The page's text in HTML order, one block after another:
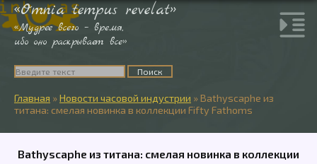
«Omnia tempus revelat»
«Мудрее всего – время,
ибо оно раскрывает все»
Главная »Новости часовой индустрии »Bathyscaphe из
титана: смелая новинка в коллекции Fifty Fathoms
Bathyscaphe из титана: смелая новинка в коллекции